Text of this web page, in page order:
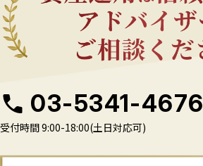
03-5341-4676
受付時間 9:00-18:00(土日対応可)